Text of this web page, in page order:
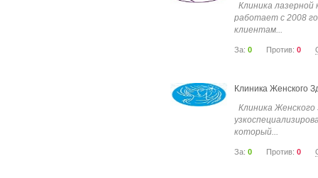
Клиника
работает с 2008
клиентам...
За: 0 Против: 0
Клиника Женского
Клиника Женского
который...
За: 0 Против: 0